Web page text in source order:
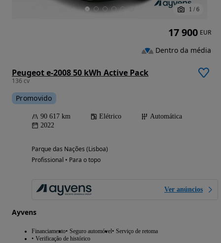
1 / 6
Peugeot e-2008 50 kWh Active Pack
136 cv
Promovido
90 617 km Elétrico
Automática
2022
Parque das Nações (Lisboa)
Profissional • Para o topo
Ver anúncios
Ayvens
Financiamento Seguro automóvel Serviço de retoma
Verificação de histórico
17 900 EUR
Dentro da média